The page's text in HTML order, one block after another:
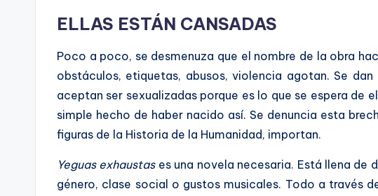
ELLAS ESTÁN CANSADAS
Poco a poco, se desmenuza que el nombre de la obra
obstáculos, etiquetas, abusos, violencia agotan. Se
aceptan ser sexualizadas porque es lo que se espera
simple hecho de haber nacido así. Se denuncia esta
figuras de la Historia de la Humanidad, importan.
Yeguas exhaustas es una novela necesaria. Está llena
género, clase social o gustos musicales. Todo a través